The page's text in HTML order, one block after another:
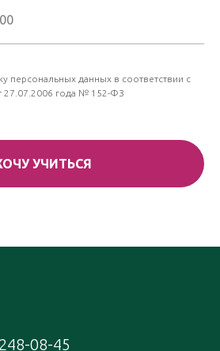
персональных данных в соответствии с
года № 152-ФЗ
УЧИТЬСЯ
08-45